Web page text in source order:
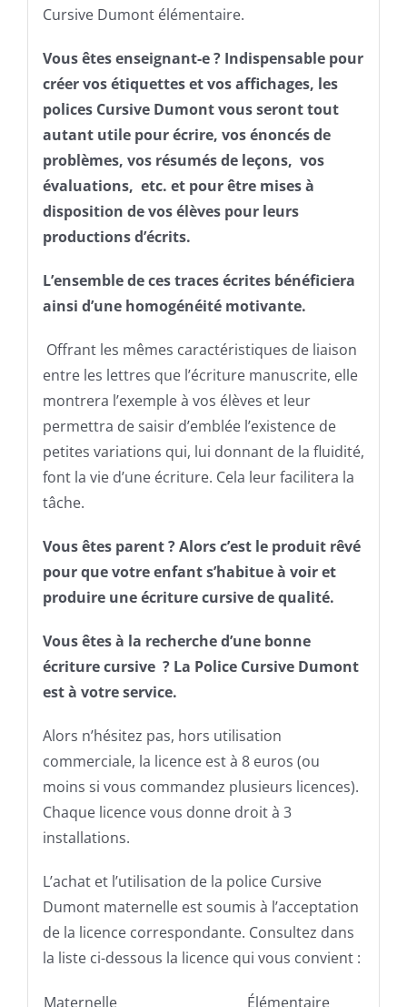
Cursive Dumont élémentaire.
Vous êtes enseignant-e ? Indispensable pour
créer vos étiquettes et vos affichages, les
polices Cursive Dumont vous seront tout
autant utile pour écrire, vos énoncés de
problèmes, vos résumés de leçons, vos
évaluations, etc. et pour être mises à
disposition de vos élèves pour leurs
productions d’écrits.
L’ensemble de ces traces écrites bénéficiera
ainsi d’une homogénéité motivante.
Offrant les mêmes caractéristiques de liaison
entre les lettres que l’écriture manuscrite, elle
montrera l’exemple à vos élèves et leur
permettra de saisir d’emblée l’existence de
petites variations qui, lui donnant de la fluidité,
font la vie d’une écriture. Cela leur facilitera la
tâche.
Vous êtes parent ? Alors c’est le produit rêvé
pour que votre enfant s’habitue à voir et
produire une écriture cursive de qualité.
Vous êtes à la recherche d’une bonne
écriture cursive ? La Police Cursive Dumont
est à votre service.
Alors n’hésitez pas, hors utilisation
commerciale, la licence est à 8 euros (ou
moins si vous commandez plusieurs licences).
Chaque licence vous donne droit à 3
installations.
L’achat et l’utilisation de la police Cursive
Dumont maternelle est soumis à l’acceptation
de la licence correspondante. Consultez dans
la liste ci-dessous la licence qui vous convient :
Maternelle Élémentaire